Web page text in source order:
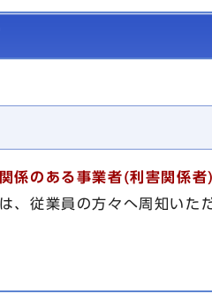
係のある事業者(利害関係
、従業員の方々へ周知い